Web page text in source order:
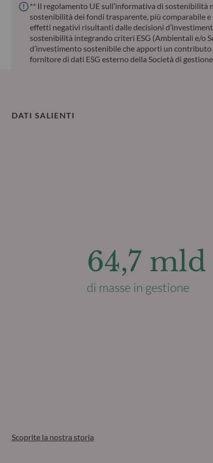
** Il regolamento UE sull’informativa di sostenibilità
sostenibilità dei fondi trasparente, più comparabile
effetti negativi risultanti dalle decisioni
sostenibilità integrando criteri ESG (Ambientali e/o
d’investimento sostenibile che apporti un
fornitore di dati ESG esterno della Società di
DATI SALIENTI
64,7
di masse in gestione
Scoprite la nostra storia